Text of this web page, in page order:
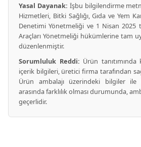
Yasal Dayanak: İşbu bilgilendirme
Hizmetleri, Bitki Sağlığı, Gıda ve Yem
Denetimi Yönetmeliği ve 1 Nisan 2025
Araçları Yönetmeliği hükümlerine tam
düzenlenmiştir.
Sorumluluk Reddi: Ürün
içerik bilgileri, üretici firma tarafından
Ürün ambalajı üzerindeki bilgiler
arasında farklılık olması durumunda,
geçerlidir.